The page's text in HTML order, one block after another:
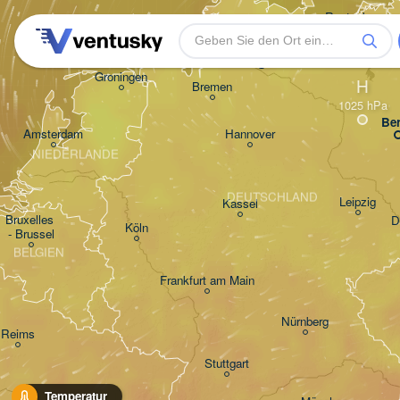
Temperatur
Köln
Bruxelles
- Brussel
Amsterdam
Frankfurt am Main
Bremen
Hannover
Nürnberg
Kassel
Groningen
Reims
DEUTSCHLAND
NIEDERLANDE
BELGIEN
Stuttgart
Leipzig
Rostock
H